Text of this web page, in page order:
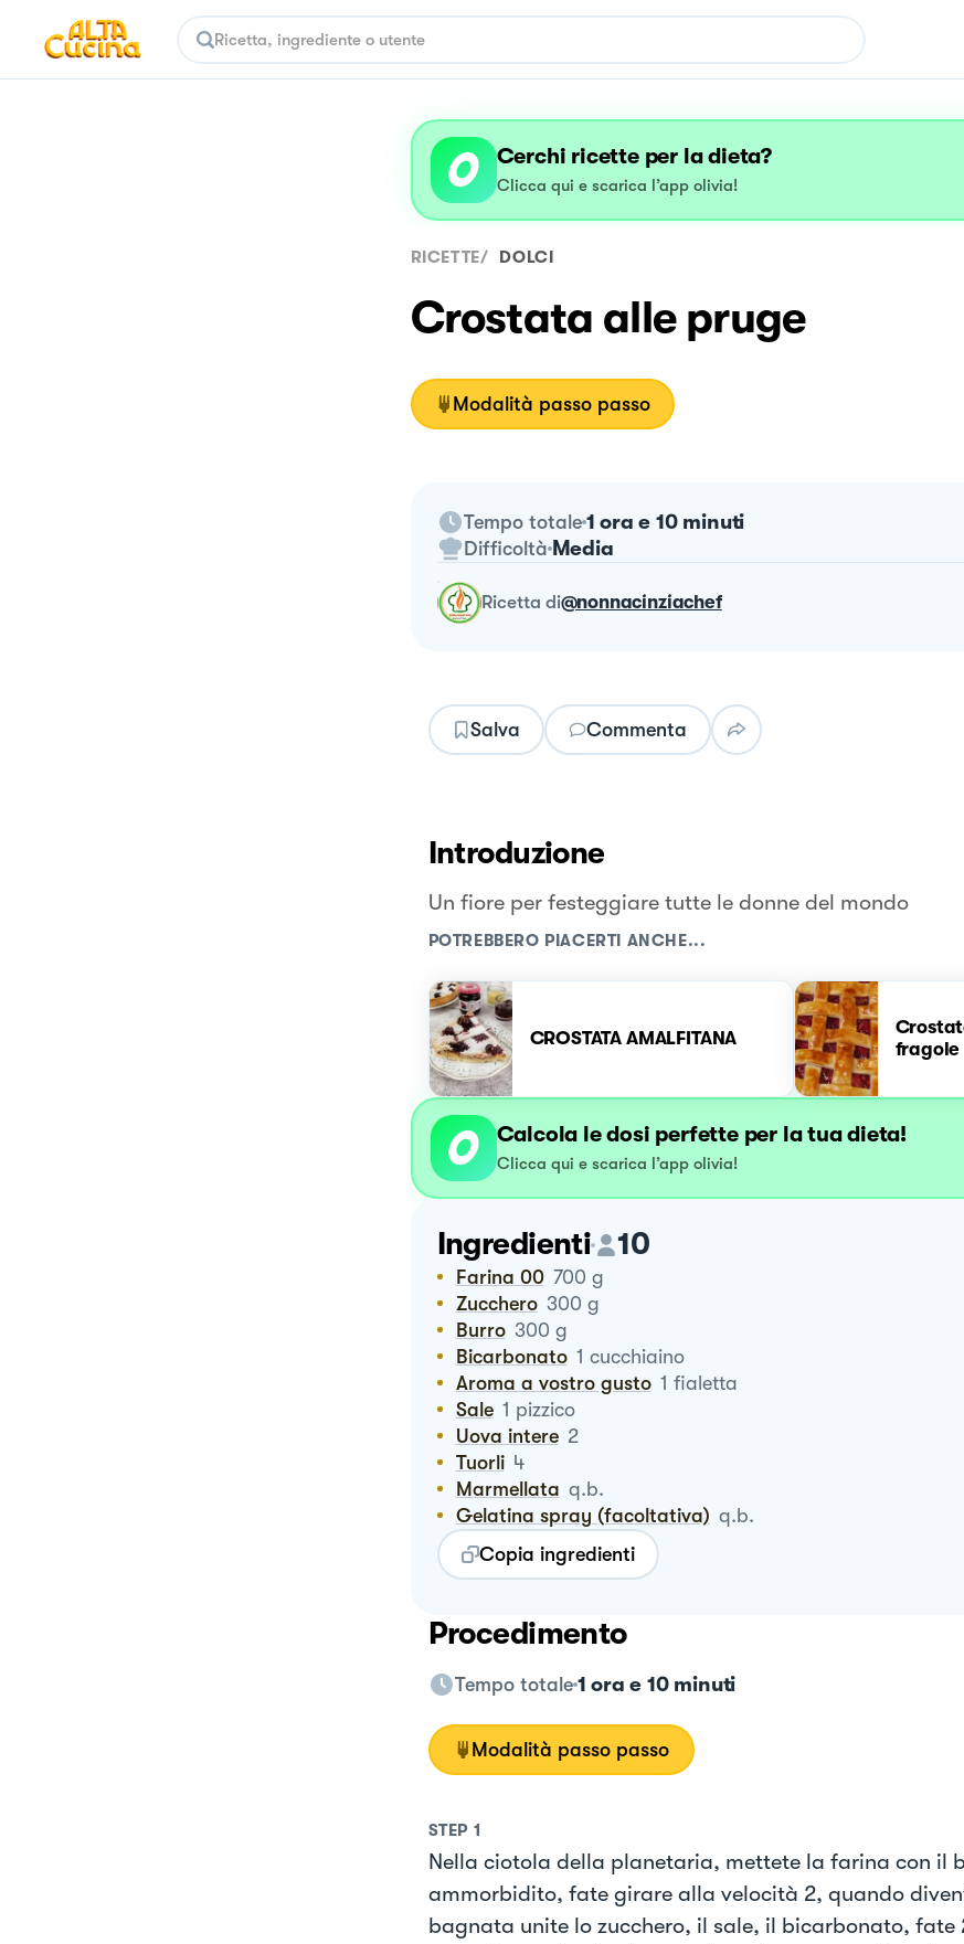
Cerchi ricette per la dieta?
Clicca qui e scarica l’app olivia!
RICETTE/ DOLCI
Crostata alle pruge
Modalità passo passo
Tempo totale 1 ora e 10 minuti
Difficoltà Media
ricetta di@nonnacinziachef
Salva Commenta
Introduzione
Un fiore per festeggiare tutte le donne del mondo
POTREBBERO PIACERTI ANCHE...
CROSTATA AMALFITANA
fragole
Calcola le dosi perfette per la tua dieta!
Clicca qui e scarica l’app olivia!
Ingredienti 10
Farina 00 700 g
Zucchero 300 g
Burro 300 g
Bicarbonato 1 cucchiaino
Aroma a vostro gusto 1 fialetta
Sale 1 pizzico
Uova intere 2
Tuorli 4
Marmellata q.b.
Gelatina spray (facoltativa) q.b.
Copia ingredienti
Procedimento
Tempo totale 1 ora e 10 minuti
Modalità passo passo
STEP 1
Nella ciotola della planetaria, mettete la farina con il
ammorbidito, fate girare alla velocità 2, quando
bagnata unite lo zucchero, il sale, il bicarbonato, fate